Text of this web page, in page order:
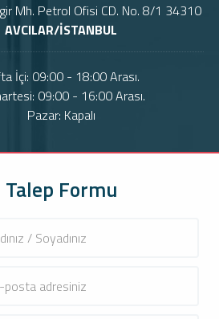
Formu
Mh. Petrol Ofisi CD. No. 8/1 34310
AVCILAR/İSTANBUL
İçi: 09:00 - 18:00 Arası.
09:00 - 16:00 Arası.
Pazar: Kapalı